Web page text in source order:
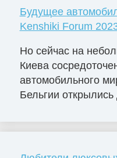
Будущее
Kenshiki Forum
Но сейчас на
Киева
автомобильного
Бельгии